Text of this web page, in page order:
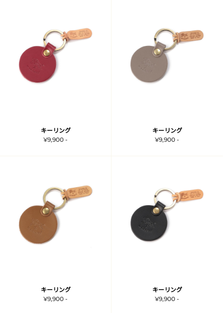
キーリング
¥9,900 -
キーリング
¥9,900 -
キーリング
¥9,900 -
キーリング
¥9,900 -